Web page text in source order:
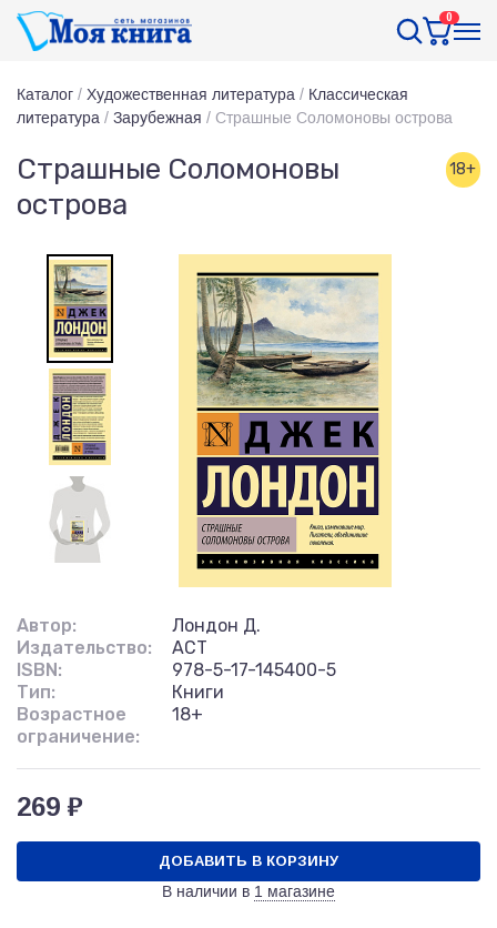
0
Каталог / Художественная литература / Классическая
литература / Зарубежная / Страшные Соломоновы острова
Страшные Соломоновы
острова
18+
Автор:
Лондон Д.
Издательство:
АСТ
ISBN:
978-5-17-145400-5
Тип:
Книги
Возрастное
ограничение:
18+
269 ₽
ДОБАВИТЬ В КОРЗИНУ
В наличии в 1 магазине